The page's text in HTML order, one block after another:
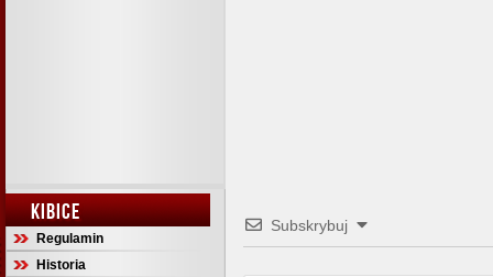
KIBICE
Regulamin
Historia
Subskrybuj